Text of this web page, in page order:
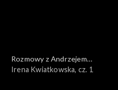
Rozmowy z Andrzejem
Doboszem
Irena Kwiatkowska, cz. 1